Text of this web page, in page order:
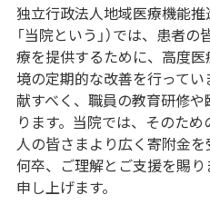
独立行政法人地域医療機能推
「当院という」）では、患者
療を提供するために、高度
境の定期的な改善を行って
献すべく、職員の教育研修
ります。当院では、そのた
人の皆さまより広く寄附金を
何卒、ご理解とご支援を賜
申し上げます。